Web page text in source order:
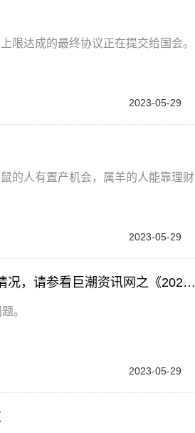
限达成的最终协议正在提交给国会。
2023-05-29
的人有置产机会，属羊的人能靠理财
2023-05-29
世界快资讯：立讯精密董秘回复：关于公司非公开发行股票的具体情况，请参看巨潮资讯网之《2022年度非公开发行股票预案》
。
2023-05-29